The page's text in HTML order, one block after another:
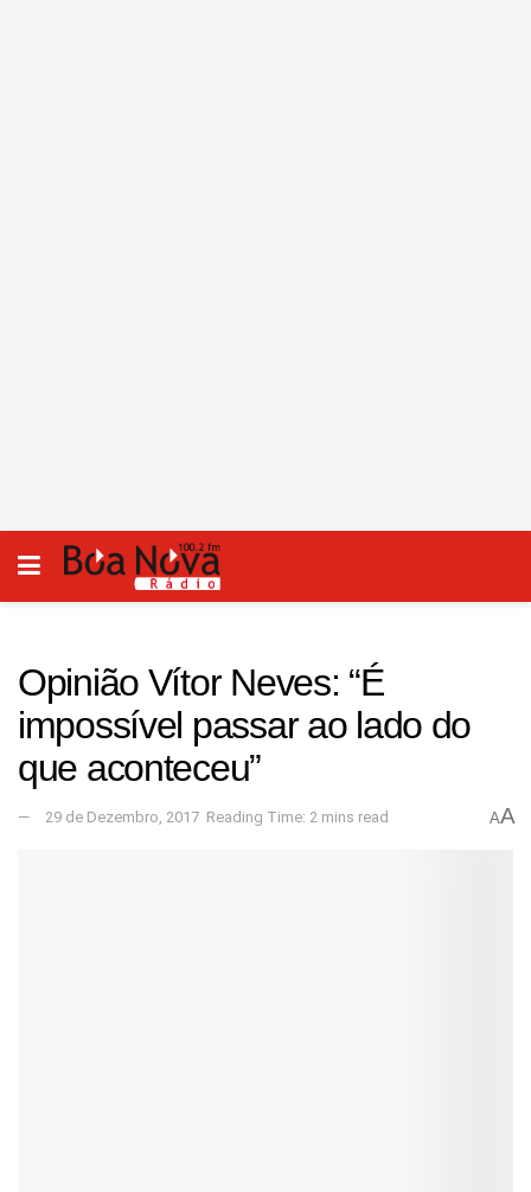
Opinião Vítor Neves: “É
impossível passar ao lado do
que aconteceu”
29 de Dezembro, 2017 Reading Time: 2 mins read AA